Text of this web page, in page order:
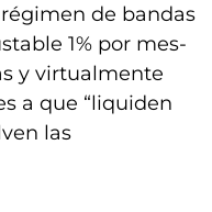
de bandas
1% por mes-
y virtualmente
a que “liquiden
las